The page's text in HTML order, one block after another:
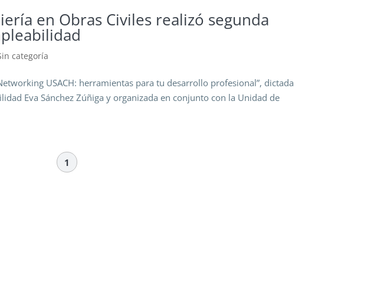
en Obras Civiles realizó segunda
categoría
USACH: herramientas para tu desarrollo profesional”, dictada
Eva Sánchez Zúñiga y organizada en conjunto con la Unidad de
1